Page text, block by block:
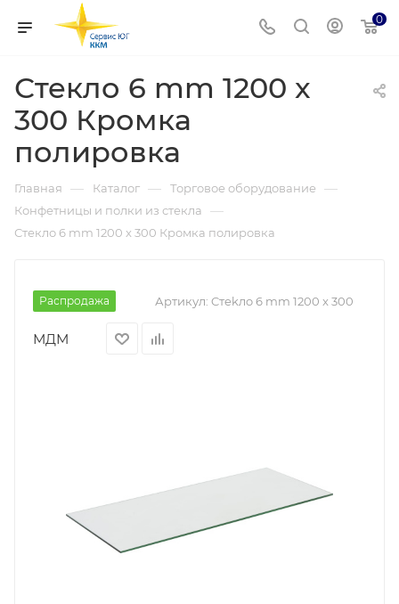
0
Стекло 6 mm 1200 x
300 Кромка
полировка
Главная — Каталог — Торговое оборудование —
Конфетницы и полки из стекла —
Стекло 6 mm 1200 x 300 Кромка полировка
Распродажа Артикул: Cтekлo 6 mm 1200 x 300
МДМ